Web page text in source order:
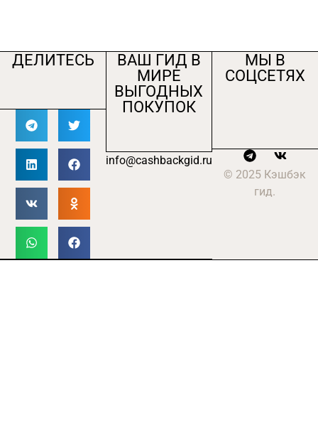
ДЕЛИТЕСЬ
ВАШ ГИД В
МИРЕ
ВЫГОДНЫХ
ПОКУПОК
info@cashbackgid.ru
МЫ В
СОЦСЕТЯХ
© 2025 Кэшбэк
гид.